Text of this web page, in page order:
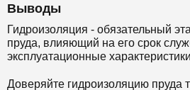
Выводы
Гидроизоляция - обязательный
пруда, влияющий на его срок
эксплуатационные
Доверяйте гидроизоляцию пруда